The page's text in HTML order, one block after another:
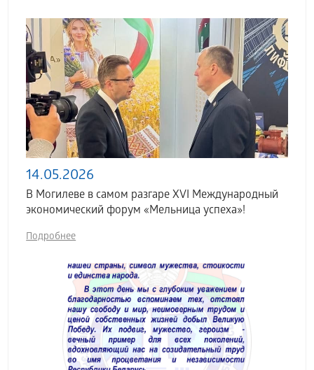
14.05.2026
В Могилеве в самом разгаре XVI Международный
экономический форум «Мельница успеха»!
Подробнее